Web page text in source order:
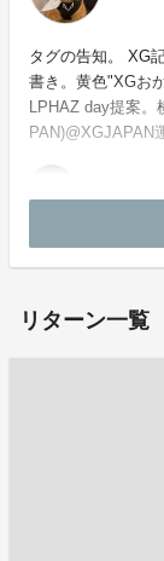
タグの告知。 XG
書き。黄色"XGお
LPHAZ day提案
PAN)@XGJAPAN
リターン一覧